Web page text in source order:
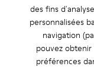
des fins
personnalisées
navigation
pouvez
préférences
CAMPER ENFANT
Soldes : -